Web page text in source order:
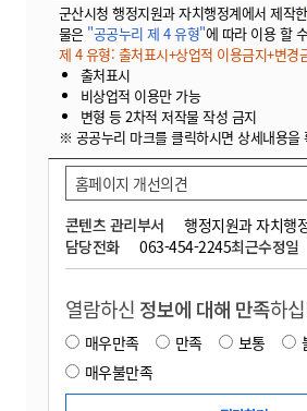
군산시청 행정지원과 자치행정계에서 제작한
물은 "공공누리 제 4 유형"에 따라 이용 할
제 4 유형: 출처표시+상업적 이용금지+변경
출처표시
비상업적 이용만 가능
변형 등 2차적 저작물 작성 금지
※ 공공누리 마크를 클릭하시면 상세내용을
콘텐츠 관리부서
행정지원과 자치행
담당전화
063-454-2245최근수정일
홈페이지 개선의견
열람하신 정보에 대해 만족하
매우만족 만족 보통
매우불만족